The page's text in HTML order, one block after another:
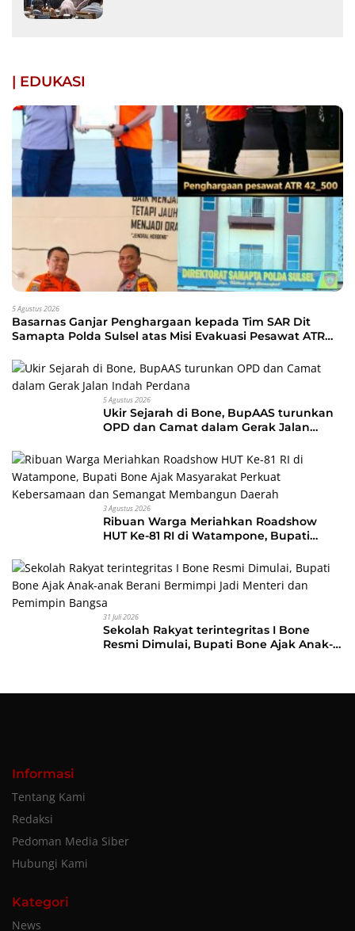
| EDUKASI
5 Agustus 2026
Basarnas Ganjar Penghargaan kepada Tim SAR Dit
Samapta Polda Sulsel atas Misi Evakuasi Pesawat ATR
5 Agustus 2026
Ukir Sejarah di Bone, BupAAS turunkan
OPD dan Camat dalam Gerak Jalan
3 Agustus 2026
Ribuan Warga Meriahkan Roadshow
HUT Ke-81 RI di Watampone, Bupati
Kebersamaan dan Semangat
Membangun Daerah
31 Juli 2026
Sekolah Rakyat terintegritas I Bone
Resmi Dimulai, Bupati Bone Ajak Anak-
Informasi
Tentang Kami
Redaksi
Pedoman Media Siber
Hubungi Kami
Kategori
News